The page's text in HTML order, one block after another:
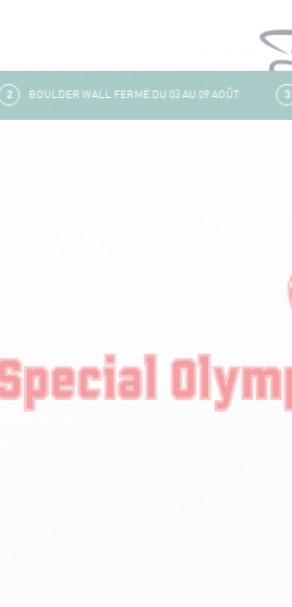
BOULDER WALL FERMÉ DU 03 AU 09 AOÛT 3